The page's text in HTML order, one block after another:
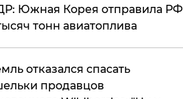
Южная Корея отправила РФ
тонн авиатоплива
отказался спасать
продавцов